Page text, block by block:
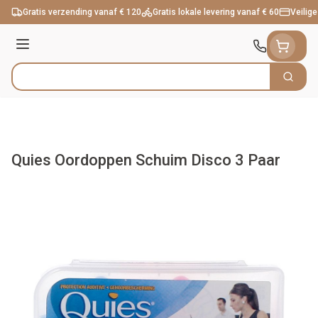
Ga naar de inhoud
Gratis verzending vanaf € 120 Gratis lokale levering vanaf € 60
Menu
Product, merk, categorie... Zoek
Quies Oordoppen Schuim Disco 3 Paar